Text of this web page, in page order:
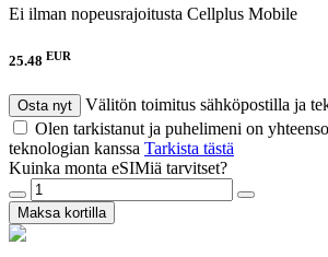
Ei ilman nopeusrajoitusta Cellplus Mobile
25.48 EUR
Osta nyt
Välitön toimitus sähköpostilla ja
Olen tarkistanut ja puhelimeni on
teknologian kanssa Tarkista tästä
Kuinka monta eSIMiä tarvitset?
Maksa kortilla